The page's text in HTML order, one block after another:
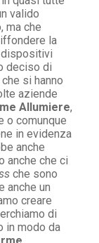
valido
ma che
la
deciso di
si hanno
aziende
Allumiere,
o comunque
in evidenza
anche
anche che ci
che sono
anche un
creare
di
in modo da